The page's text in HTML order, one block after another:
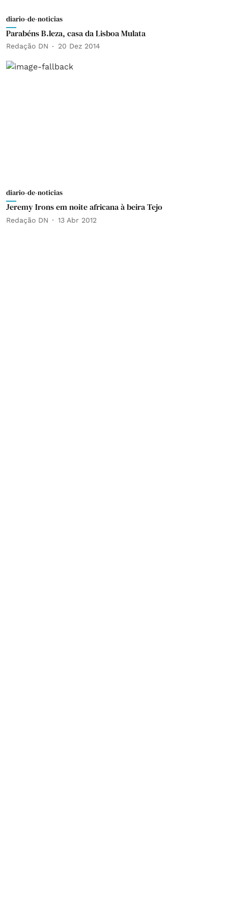
diario-de-noticias
Parabéns B.leza, casa da Lisboa Mulata
Redação DN 20 Dez 2014
diario-de-noticias
Jeremy Irons em noite africana à beira Tejo
Redação DN 13 Abr 2012